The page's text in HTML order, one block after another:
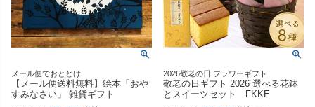
メール便でおとどけ
【メール便送料無料】絵本「おや
すみなさい」 雑貨ギフト
2026敬老の日 フラワーギフト
敬老の日ギフト 2026 選べる花鉢
とスイーツセット FKKE